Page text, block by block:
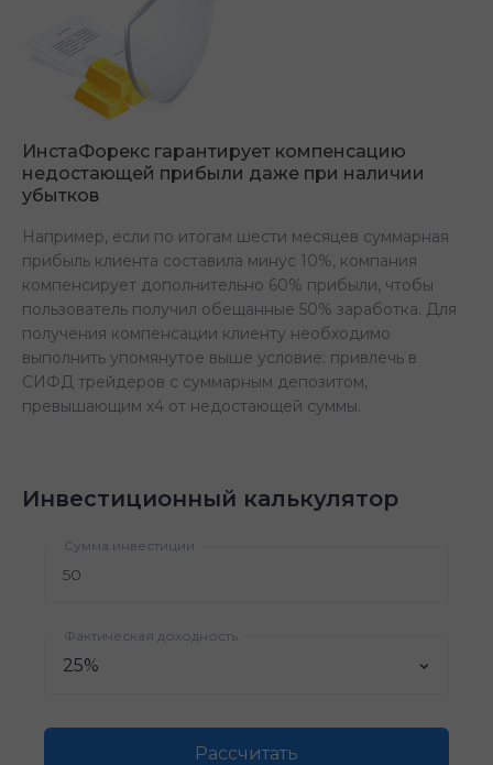
ИнстаФорекс гарантирует компенсацию
недостающей прибыли даже при наличии
убытков
Например, если по итогам шести месяцев суммарная
прибыль клиента составила минус 10%, компания
компенсирует дополнительно 60% прибыли, чтобы
пользователь получил обещанные 50% заработка. Для
получения компенсации клиенту необходимо
выполнить упомянутое выше условие: привлечь в
СИФД трейдеров с суммарным депозитом,
превышающим х4 от недостающей суммы.
Инвестиционный калькулятор
Сумма инвестиции
Фактическая доходность
Рассчитать